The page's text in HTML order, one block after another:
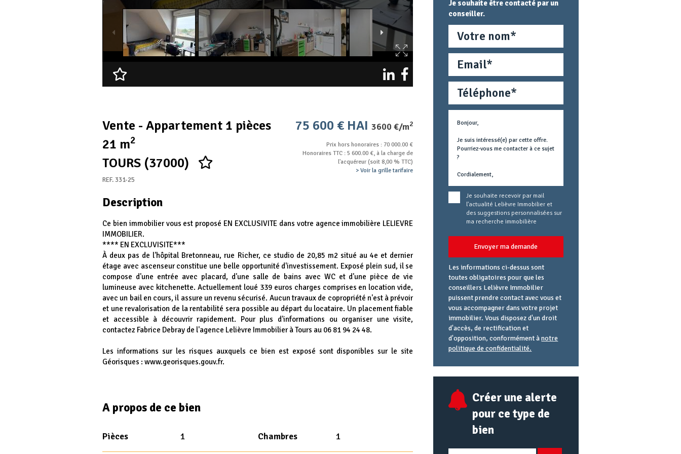
Vente - Appartement 1 pièces
21 m2
TOURS (37000)
REF. 331-25
75 600 € HAI3600 €/m2
Prix hors honoraires : 70 000.00 €
Honoraires TTC : 5 600.00 €, à la charge de
l'acquéreur (soit 8,00 % TTC)
> Voir la grille tarifaire
Description
Ce bien immobilier vous est proposé EN EXCLUSIVITE dans votre agence immobilière LELIEVRE
IMMOBILIER.
**** EN EXCLUVISITE***
À deux pas de l'hôpital Bretonneau, rue Richer, ce studio de 20,85 m2 situé au 4e et dernier
étage avec ascenseur constitue une belle opportunité d'investissement. Exposé plein sud, il se
compose d'une entrée avec placard, d'une salle de bains avec WC et d'une pièce de vie
lumineuse avec kitchenette. Actuellement loué 339 euros charges comprises en location vide,
avec un bail en cours, il assure un revenu sécurisé. Aucun travaux de copropriété n'est à prévoir
et une revalorisation de la rentabilité sera possible au départ du locataire. Un placement fiable
et accessible à découvrir rapidement. Pour plus d'informations ou organiser une visite,
contactez Fabrice Debray de l'agence Lelièvre Immobilier à Tours au 06 81 94 24 48.
Les informations sur les risques auxquels ce bien est exposé sont disponibles sur le site
Géorisques : www.georisques.gouv.fr.
A propos de ce bien
Pièces 1 Chambres 1
Je souhaite être contacté par un
conseiller.
Téléphone
Métier
concerné
Je souhaite recevoir par mail
l'actualité Lelièvre Immobilier et
des suggestions personnalisées sur
ma recherche immobilière
Envoyer ma demande
Les informations ci-dessus sont
toutes obligatoires pour que les
conseillers Lelièvre Immobilier
puissent prendre contact avec vous et
vous accompagner dans votre projet
immobilier. Vous disposez d'un droit
d'accès, de rectification et
d'opposition, conformément ànotre
politique de confidentialité.
email
URL
Créer une alerte
pour ce type de
bien